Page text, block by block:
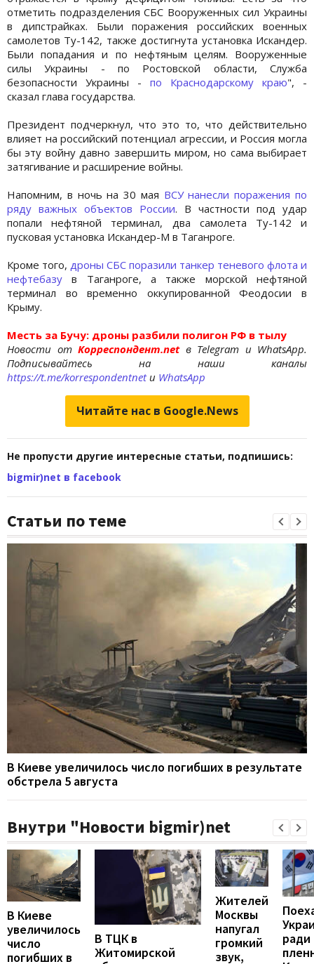
отметить подразделения СБС Вооруженных сил Украины
в дипстрайках. Были поражения российских военных
самолетов Ту-142, также достигнута установка Искандер.
Были попадания и по нефтяным целям. Вооруженные
силы Украины - по Ростовской области, Служба
безопасности Украины - по Краснодарскому краю", -
сказал глава государства.
Президент подчеркнул, что это то, что действительно
влияет на российский потенциал агрессии, и Россия могла
бы эту войну давно завершить миром, но сама выбирает
затягивание и расширение войны.
Напомним, в ночь на 30 мая ВСУ нанесли поражения по
ряду важных объектов России. В частности под удар
попали нефтяной терминал, два самолета Ту-142 и
пусковая установка Искандер-М в Таганроге.
Кроме того, дроны СБС поразили танкер теневого флота и
нефтебазу в Таганроге, а также морской нефтяной
терминал во временно оккупированной Феодосии в
Крыму.
Месть за Бучу: дроны разбили полигон РФ в тылу
Новости отКорреспондент.net в Telegram и WhatsApp.
Подписывайтесь на наши каналы
https://t.me/korrespondentnetи WhatsApp
Читайте нас в Google.News
Не пропусти другие интересные статьи, подпишись:
bigmir)net в facebook
Статьи по теме
В Киеве увеличилось число погибших в результате
обстрела 5 августа
Внутри "Новости bigmir)net
В Киеве
увеличилось
число
погибших в
В ТЦК в
Житомирской
Жителей
Москвы
напугал
громкий
звук,
ради